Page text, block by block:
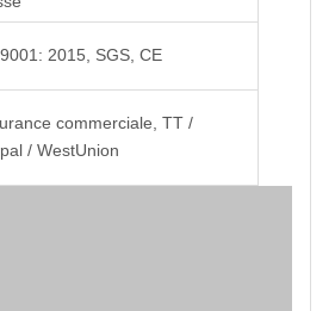
2015, SGS, CE
commerciale, TT /
/ WestUnion